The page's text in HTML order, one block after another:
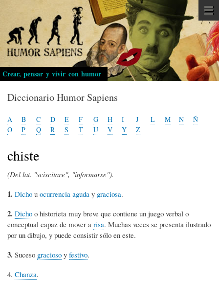
Pasar
al
contenido
principal
Crear, pensar y vivir con humor
Diccionario Humor Sapiens
A B C D E F G H I J L M N
Ñ
O
P Q R S T U V Y Z
chiste
(Del lat. "sciscitare", "informarse").
1. Dicho u ocurrencia aguda y graciosa.
2. Dicho o historieta muy breve que contiene un juego verbal o
conceptual capaz de mover a risa. Muchas veces se presenta ilustrado
por un dibujo, y puede consistir sólo en este.
3. Suceso gracioso y festivo.
4. Chanza.